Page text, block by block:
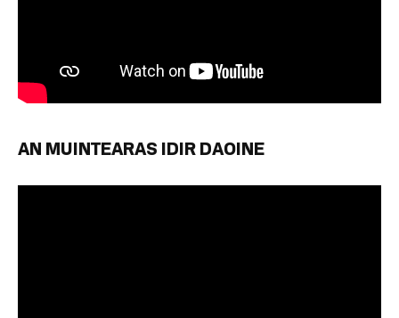
AN MUINTEARAS IDIR DAOINE